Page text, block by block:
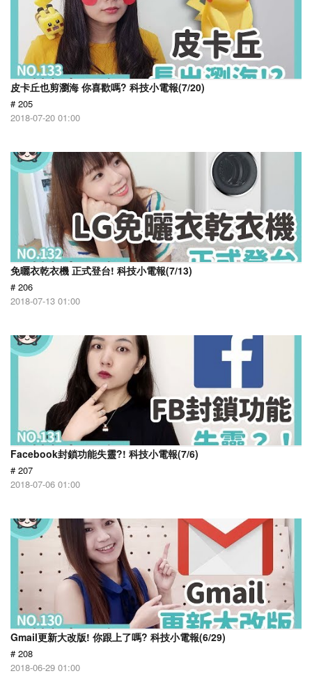
皮卡丘也剪瀏海 你喜歡嗎? 科技小電報(7/20)
# 205
2018-07-20 01:00
免曬衣乾衣機 正式登台! 科技小電報(7/13)
# 206
2018-07-13 01:00
Facebook封鎖功能失靈?! 科技小電報(7/6)
# 207
2018-07-06 01:00
Gmail更新大改版! 你跟上了嗎? 科技小電報(6/29)
# 208
2018-06-29 01:00